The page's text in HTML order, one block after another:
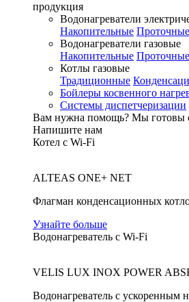
продукция
Водонагреватели
Накопительные Проточные
Водонагреватели газовые
Накопительные Проточные
Котлы газовые
Традиционные
Бойлеры косвенного
Системы диспетчеризации
Вам нужна помощь? Мы готовы
Напишите нам
Котел с Wi-Fi
ALTEAS ONE+ NET
Флагман конденсационных
Узнайте больше
Водонагреватель с Wi-Fi
VELIS LUX INOX POWER
Водонагреватель с ускоренным